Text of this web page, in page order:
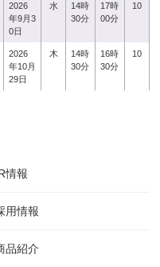
2026
年9月3
0日
水
14時
30分
17時
00分
10
2026
年10月
29日
木
14時
30分
16時
30分
10
情報
用情報
品紹介